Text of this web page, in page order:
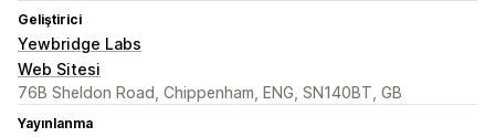
Geliştirici
Yewbridge Labs
Web Sitesi
76B Sheldon Road, Chippenham, ENG, SN140BT, GB
Yayınlanma